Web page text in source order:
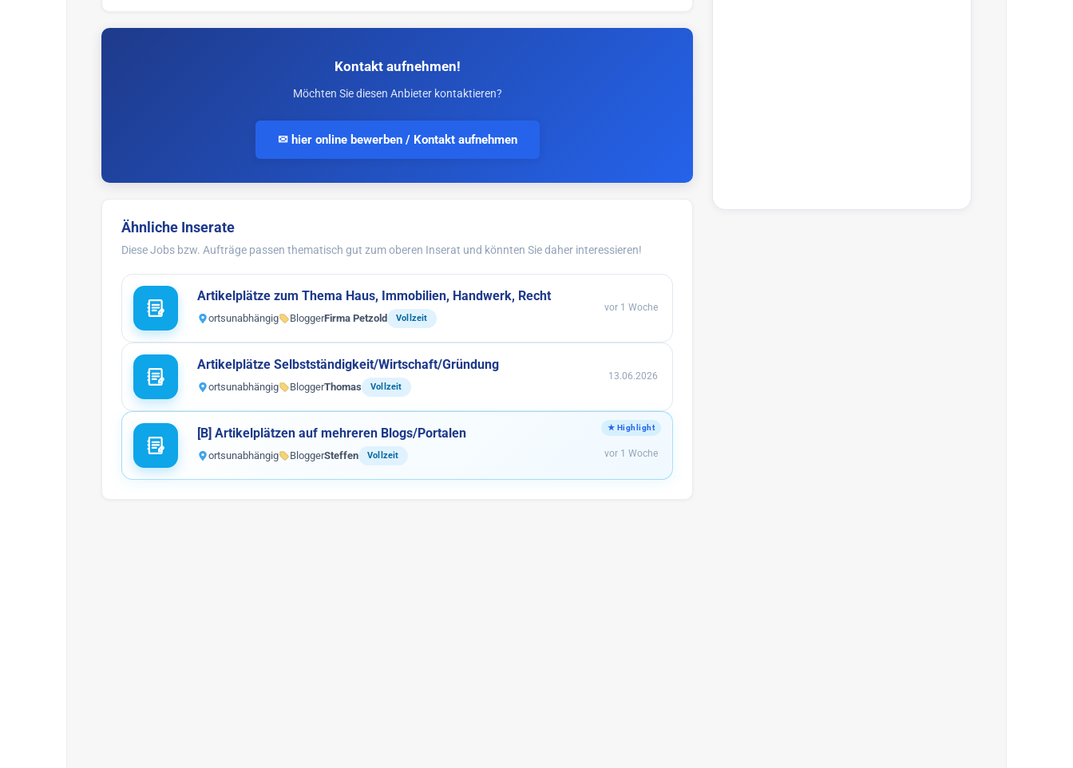
Kontakt aufnehmen!
Möchten Sie diesen Anbieter kontaktieren?
✉ hier online bewerben / Kontakt aufnehmen
Ähnliche Inserate
Diese Jobs bzw. Aufträge passen thematisch gut zum oberen Inserat und könnten Sie daher interessieren!
Artikelplätze zum Thema Haus, Immobilien, Handwerk, Recht
ortsunabhängig BloggerFirma Petzold Vollzeit
vor 1 Woche
Artikelplätze Selbstständigkeit/Wirtschaft/Gründung
ortsunabhängig BloggerThomas Vollzeit
13.06.2026
[B] Artikelplätzen auf mehreren Blogs/Portalen
ortsunabhängig BloggerSteffen Vollzeit vor 1 Woche